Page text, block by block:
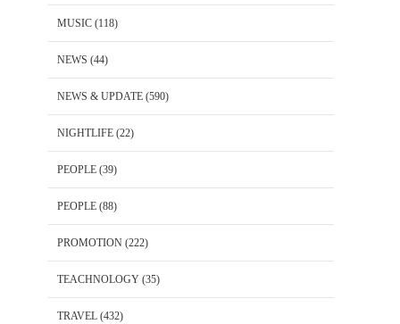
MUSIC (118)
NEWS (44)
NEWS & UPDATE (590)
NIGHTLIFE (22)
PEOPLE (39)
PEOPLE (88)
PROMOTION (222)
TEACHNOLOGY (35)
TRAVEL (432)